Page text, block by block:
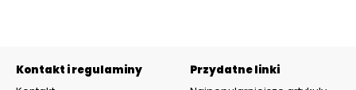
Kontakt i regulaminy
Przydatne linki